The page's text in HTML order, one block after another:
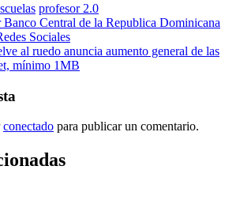
profesor 2.0
Banco Central de la Republica Dominicana
Sociales
al ruedo anuncia aumento general de las
mínimo 1MB
conectado para publicar un comentario.